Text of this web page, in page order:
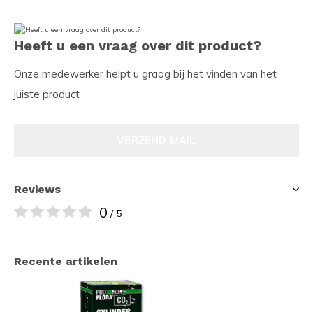
Heeft u een vraag over dit product?
Onze medewerker helpt u graag bij het vinden van het
juiste product
Reviews
0 / 5
Recente artikelen